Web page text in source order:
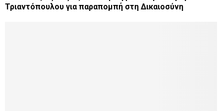
Τριαντόπουλου για παραπομπή στη Δικαιοσύνη